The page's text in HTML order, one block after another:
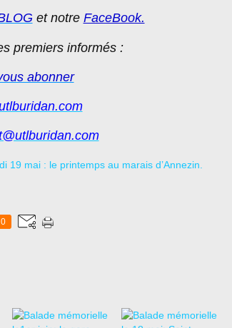
et notre FaceBook.
premiers informés :
abonner
0